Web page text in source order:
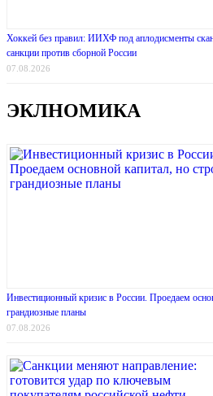
Хоккей без правил: ИИХФ под аплодисменты
санкции против сборной России
07.08.2026
ЭКЛНОМИКА
Инвестиционный кризис в России. Проедаем
грандиозные планы
07.08.2026